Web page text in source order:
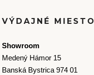
VÝDAJNÉ MIESTO
Showroom
Medený Hámor 15
Banská Bystrica 974 01